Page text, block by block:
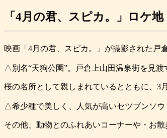
「4月の君、スピカ。」ロケ
映画「4月の君、スピカ。」が撮影された戸
△別名“天狗公園”。戸倉上山田温泉街を見
桜の名所として親しまれているとともに、3
△希少種で美しく、人気が高いセツブンソウ
その他、動物とのふれあいコーナーや・お